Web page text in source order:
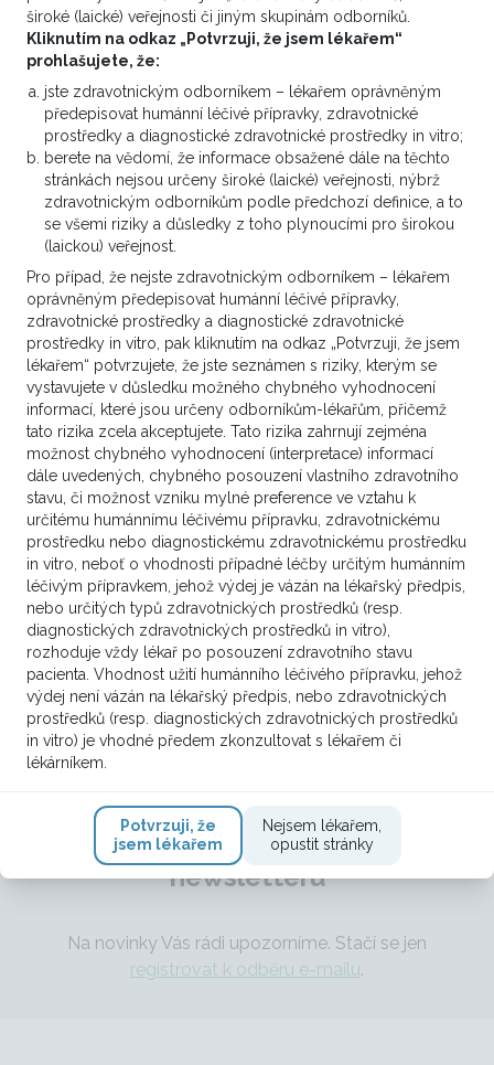
léčbě v minulosti
23. 3. 2026 15:00
Vážené kolegium, prosím o konzultaci pacienta 38
let bez vážnějších komorbidit, v dobrém stavu, Dg:
1) SSM nad pravou lopatkou pT3b pN1a M0, klin. st.
IIIC, BRAF mutace, po excizi 11. 11. 2020, reexcize
jizvy + SLU v pravé axile, PET/CT negativní, od...
3
Onkolog, Urolog
Recidiva maligního melanomu v LU po
operaci
27. 11. 2025 07:44
Prosím o konzultaci Pac. v OA stp. extirp.
intrakraniální epidermoid. cysty temporálně 2010,
symptomatická epilepsie s fokálními záchvaty,
bez motorických projevů FA: Keppra. Pac. s
maligním melanomem kůže v pravé axile pT3b
pN1b (1/4sn)M0, st. IIIC,...
3
VÍCE ZDE
Přihlaste se k odběru
newsletteru
Na novinky Vás rádi upozorníme. Stačí se jen
registrovat k odběru e-mailu.
široké (laické) veřejnosti či jiným skupinám odborníků.
Kliknutím na odkaz „Potvrzuji, že jsem lékařem“
prohlašujete, že:
jste zdravotnickým odborníkem – lékařem oprávněným
předepisovat humánní léčivé přípravky, zdravotnické
prostředky a diagnostické zdravotnické prostředky in vitro;
berete na vědomí, že informace obsažené dále na těchto
stránkách nejsou určeny široké (laické) veřejnosti, nýbrž
zdravotnickým odborníkům podle předchozí definice, a to
se všemi riziky a důsledky z toho plynoucími pro širokou
(laickou) veřejnost.
Pro případ, že nejste zdravotnickým odborníkem – lékařem
oprávněným předepisovat humánní léčivé přípravky,
zdravotnické prostředky a diagnostické zdravotnické
prostředky in vitro, pak kliknutím na odkaz „Potvrzuji, že jsem
lékařem“ potvrzujete, že jste seznámen s riziky, kterým se
vystavujete v důsledku možného chybného vyhodnocení
informací, které jsou určeny odborníkům-lékařům, přičemž
tato rizika zcela akceptujete. Tato rizika zahrnují zejména
možnost chybného vyhodnocení (interpretace) informací
dále uvedených, chybného posouzení vlastního zdravotního
stavu, či možnost vzniku mylné preference ve vztahu k
určitému humánnímu léčivému přípravku, zdravotnickému
prostředku nebo diagnostickému zdravotnickému prostředku
in vitro, neboť o vhodnosti případné léčby určitým humánním
léčivým přípravkem, jehož výdej je vázán na lékařský předpis,
nebo určitých typů zdravotnických prostředků (resp.
diagnostických zdravotnických prostředků in vitro),
rozhoduje vždy lékař po posouzení zdravotního stavu
pacienta. Vhodnost užití humánního léčivého přípravku, jehož
výdej není vázán na lékařský předpis, nebo zdravotnických
prostředků (resp. diagnostických zdravotnických prostředků
in vitro) je vhodné předem zkonzultovat s lékařem či
lékárníkem.
Potvrzuji, že
jsem lékařem
Nejsem lékařem,
opustit stránky